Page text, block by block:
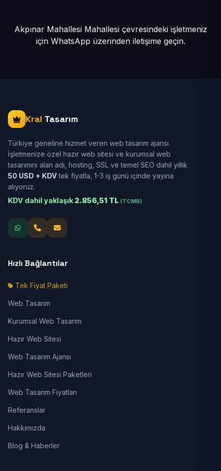
Akpınar Mahallesi Mahallesi çevresindeki işletmeniz
için WhatsApp üzerinden iletişime geçin.
Kral Tasarım
Türkiye geneline hizmet veren web tasarım ajansı.
İşletmenize özel hazır web sitesi ve kurumsal web
tasarımını alan adı, hosting, SSL ve temel SEO dahil yıllık
50 USD + KDVtek fiyatla, 1-3 iş günü içinde yayına
alıyoruz.
KDV dahil yaklaşık 2.856,51 TL (TCMB)
Hızlı Bağlantılar
Tek Fiyat Paketi
Web Tasarım
Kurumsal Web Tasarım
Hazır Web Sitesi
Web Tasarım Ajansı
Hazır Web Sitesi Paketleri
Web Tasarım Fiyatları
Referanslar
Hakkımızda
Blog & Haberler